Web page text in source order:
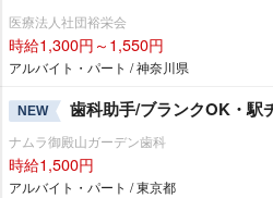
医療法人社団裕栄会
時給1,300円～1,550円
アルバイト・パート / 神奈川県
NEW 歯科助手/ブランクOK・駅
ナムラ御殿山ガーデン歯科
時給1,500円
アルバイト・パート / 東京都